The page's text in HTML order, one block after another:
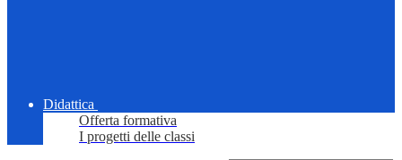
Didattica
Offerta formativa
I progetti delle classi